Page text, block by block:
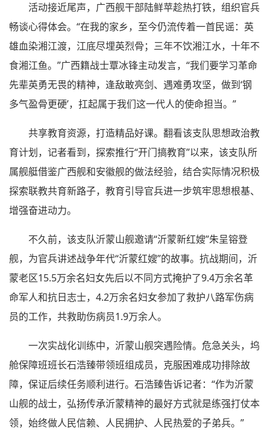
活动接近尾声，广西舰干部陆鲜苹趁热打铁，组织官兵
畅谈心得体会。“在我的家乡，至今仍流传着一首民谣：英
雄血染湘江渡，江底尽埋英烈骨；三年不饮湘江水，十年不
食湘江鱼。”广西籍战士覃冰锋主动发言，“我们要学习革命
先辈英勇无畏的精神，逢敌敢亮剑、遇难勇攻坚，做到‘钢
多气盈骨更硬’，扛起属于我们这一代人的使命担当。”
共享教育资源，打造精品好课。翻看该支队思想政治教
育计划，记者看到，探索推行“开门搞教育”以来，该支队所
属舰艇借鉴广西舰和安徽舰的做法经验，结合实际情况积极
探索联教共育新路子，教育引导官兵进一步筑牢思想根基、
增强奋进动力。
不久前，该支队沂蒙山舰邀请“沂蒙新红嫂”朱呈镕登
舰，为官兵讲述战争年代“沂蒙红嫂”的故事。抗战期间，沂
蒙老区15.5万余名妇女先后以不同方式掩护了9.4万余名革
命军人和抗日志士，4.2万余名妇女参加了救护八路军伤病
员的工作，共救助伤病员1.9万余人。
一次实战化训练中，沂蒙山舰突遇险情。危急关头，坞
舱保障班班长石浩臻带领班组成员，克服困难成功排除故
障，保证后续任务顺利进行。石浩臻告诉记者：“作为沂蒙
山舰的战士，弘扬传承沂蒙精神的最好方式就是练强打仗本
领，始终做人民信赖、人民拥护、人民热爱的子弟兵。”